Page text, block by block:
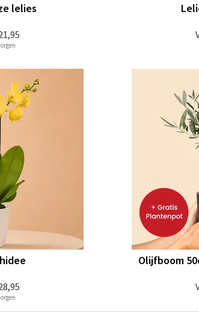
lelies
Olijfboom